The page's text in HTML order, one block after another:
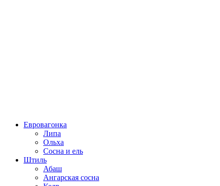
Евровагонка
Липа
Ольха
Сосна и ель
Штиль
Абаш
Ангарская сосна